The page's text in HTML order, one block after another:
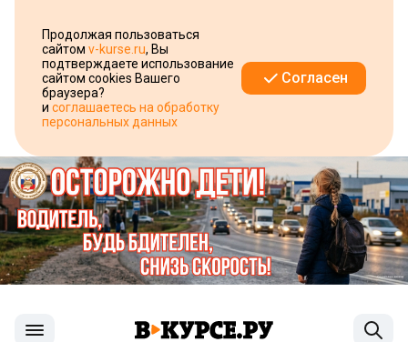
Продолжая пользоваться
сайтом v-kurse.ru, Вы
подтверждаете использование
сайтом cookies Вашего
браузера?
и соглашаетесь на обработку
персональных данных
Согласен